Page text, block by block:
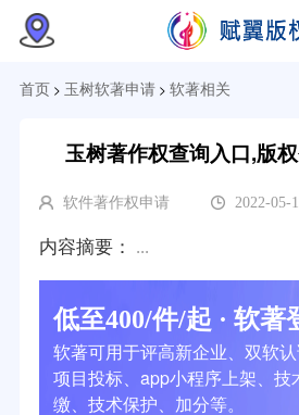
首页> 玉树软著申请> 软著相关
玉树著作权查询入口,版
软件著作权申请 2022-05-
内容摘要： ...
低至400/件/起 · 软著
软著可用于评高新企业、双软认
项目投标、app小程序上架、技
缴、技术保护、加分等。